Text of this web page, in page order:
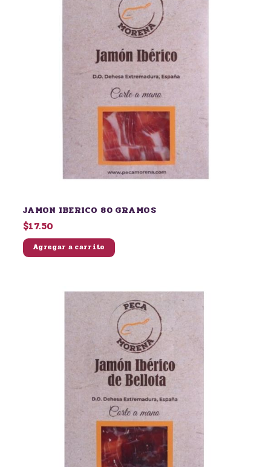
JAMON IBERICO 80 GRAMOS
$17.50
Agregar a carrito